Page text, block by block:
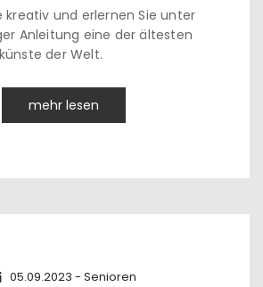
kreativ und erlernen Sie unter
Anleitung eine der ältesten
der Welt.
mehr lesen
05.09.2023 - Senioren